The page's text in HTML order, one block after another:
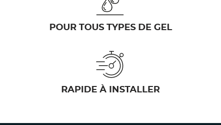
POUR TOUS TYPES DE GEL
RAPIDE À INSTALLER